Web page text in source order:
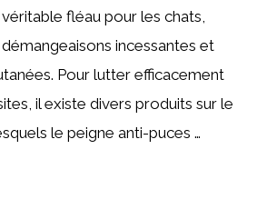
fléau pour les chats,
incessantes et
Pour lutter efficacement
il existe divers produits sur le
le peigne anti-puces …